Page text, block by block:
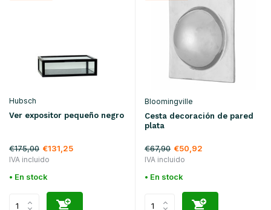
Hubsch
Ver expositor pequeño negro
€175,00 €131,25
IVA incluido
• En stock
Bloomingville
Cesta decoración de pared
plata
€67,90 €50,92
IVA incluido
• En stock